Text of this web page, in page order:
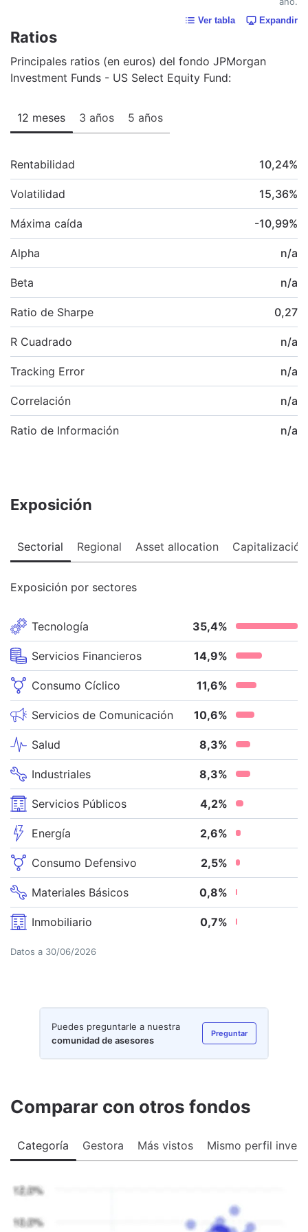
Ver tabla Expandir
Ratios
Principales ratios (en euros) del fondo JPMorgan
Investment Funds - US Select Equity Fund:
12 meses 3 años 5 años
Rentabilidad 10,24%
Volatilidad 15,36%
Máxima caída -10,99%
Alpha n/a
Beta n/a
Ratio de Sharpe 0,27
R Cuadrado n/a
Tracking Error n/a
Correlación n/a
Ratio de Información n/a
Exposición
Sectorial Regional Asset allocation Capitalización
Exposición por sectores
Tecnología 35,4%
Servicios Financieros 14,9%
Consumo Cíclico 11,6%
Servicios de Comunicación 10,6%
Salud 8,3%
Industriales 8,3%
Servicios Públicos 4,2%
Energía 2,6%
Consumo Defensivo 2,5%
Materiales Básicos 0,8%
Inmobiliario 0,7%
Datos a 30/06/2026
Puedes preguntarle a nuestra
comunidad de asesores
Preguntar
Comparar con otros fondos
Categoría Gestora Más vistos Mismo perfil